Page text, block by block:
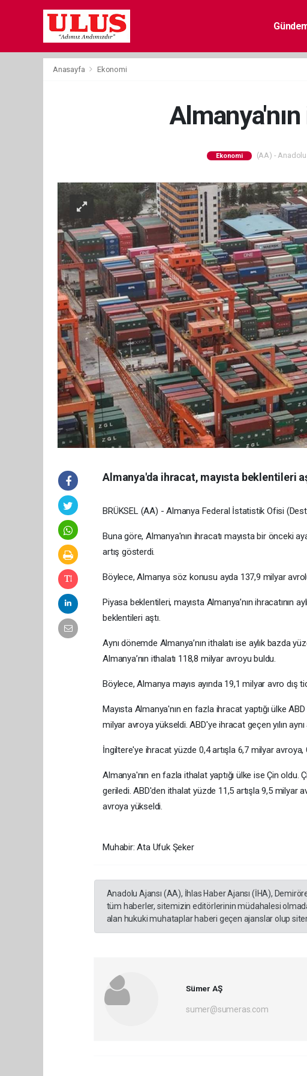
Anasayfa Ekonomi
Ekonomi (AA) - Anadolu
Almanya'da ihracat, mayısta beklentileri
BRÜKSEL (AA) - Almanya Federal İstatistik Ofisi
Buna göre, Almanya'nın ihracatı mayısta bir önceki
artış gösterdi.
Böylece, Almanya söz konusu ayda 137,9 milyar
Piyasa beklentileri, mayısta Almanya’nın ihracatının
beklentileri aştı.
Aynı dönemde Almanya’nın ithalatı ise aylık bazda
Almanya’nın ithalatı 118,8 milyar avroyu buldu.
Böylece, Almanya mayıs ayında 19,1 milyar avro dış
Mayısta Almanya'nın en fazla ihracat yaptığı ülke
milyar avroya yükseldi. ABD'ye ihracat geçen yılın
İngiltere'ye ihracat yüzde 0,4 artışla 6,7 milyar
Almanya'nın en fazla ithalat yaptığı ülke ise Çin
geriledi. ABD'den ithalat yüzde 11,5 artışla 9,5 milyar
avroya yükseldi.
Muhabir: Ata Ufuk Şeker
Anadolu Ajansı (AA), İhlas Haber Ajansı (İHA),
tüm haberler, sitemizin editörlerinin müdahalesi
alan hukuki muhataplar haberi geçen ajanslar olup
Sümer AŞ
sumer@sumeras.com